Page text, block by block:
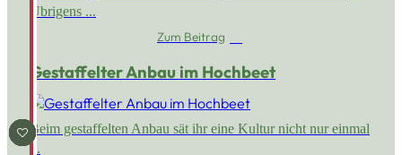
Übrigens ...
Zum Beitrag
Gestaffelter Anbau im Hochbeet
Beim gestaffelten Anbau sät ihr eine Kultur nicht nur einmal
...
WUNSCH HINZUFÜGEN
WUNSCH HINZUFÜGEN
WUNSCH HINZUFÜGEN
WUNSCH HINZUFÜGEN
WUNSCH HINZUFÜGEN
WUNSCH HINZUFÜGEN
WUNSCH HINZUFÜGEN